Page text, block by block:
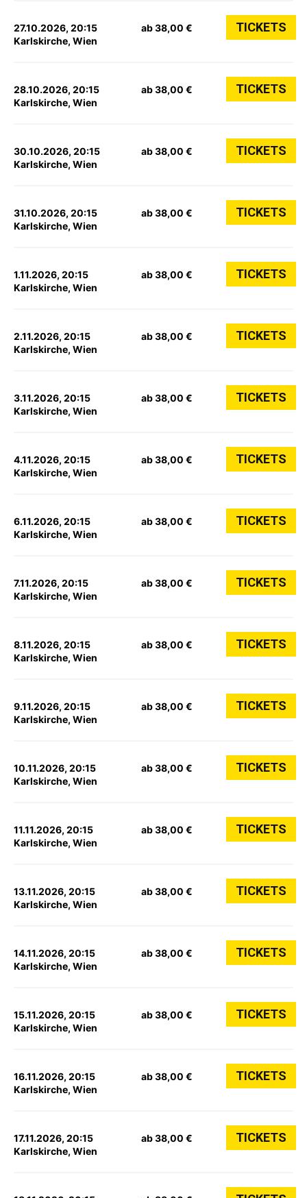
27.10.2026, 20:15
Karlskirche, Wien
ab 38,00 € TICKETS
28.10.2026, 20:15
Karlskirche, Wien
ab 38,00 € TICKETS
30.10.2026, 20:15
Karlskirche, Wien
ab 38,00 € TICKETS
31.10.2026, 20:15
Karlskirche, Wien
ab 38,00 € TICKETS
1.11.2026, 20:15
Karlskirche, Wien
ab 38,00 € TICKETS
2.11.2026, 20:15
Karlskirche, Wien
ab 38,00 € TICKETS
3.11.2026, 20:15
Karlskirche, Wien
ab 38,00 € TICKETS
4.11.2026, 20:15
Karlskirche, Wien
ab 38,00 € TICKETS
6.11.2026, 20:15
Karlskirche, Wien
ab 38,00 € TICKETS
7.11.2026, 20:15
Karlskirche, Wien
ab 38,00 € TICKETS
8.11.2026, 20:15
Karlskirche, Wien
ab 38,00 € TICKETS
9.11.2026, 20:15
Karlskirche, Wien
ab 38,00 € TICKETS
10.11.2026, 20:15
Karlskirche, Wien
ab 38,00 € TICKETS
11.11.2026, 20:15
Karlskirche, Wien
ab 38,00 € TICKETS
13.11.2026, 20:15
Karlskirche, Wien
ab 38,00 € TICKETS
14.11.2026, 20:15
Karlskirche, Wien
ab 38,00 € TICKETS
15.11.2026, 20:15
Karlskirche, Wien
ab 38,00 € TICKETS
16.11.2026, 20:15
Karlskirche, Wien
ab 38,00 € TICKETS
17.11.2026, 20:15
Karlskirche, Wien
ab 38,00 € TICKETS